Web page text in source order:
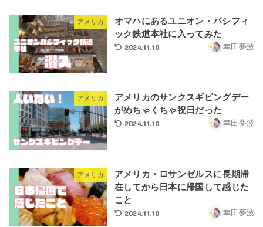
アメリカ
オマハにあるユニオン・パシフィ
ック鉄道本社に入ってみた
2024.11.10 幸田夢波
アメリカ
アメリカのサンクスギビングデー
がめちゃくちゃ祝日だった
2024.11.10 幸田夢波
アメリカ
アメリカ・ロサンゼルスに長期滞
在してから日本に帰国して感じた
こと
2024.11.10 幸田夢波